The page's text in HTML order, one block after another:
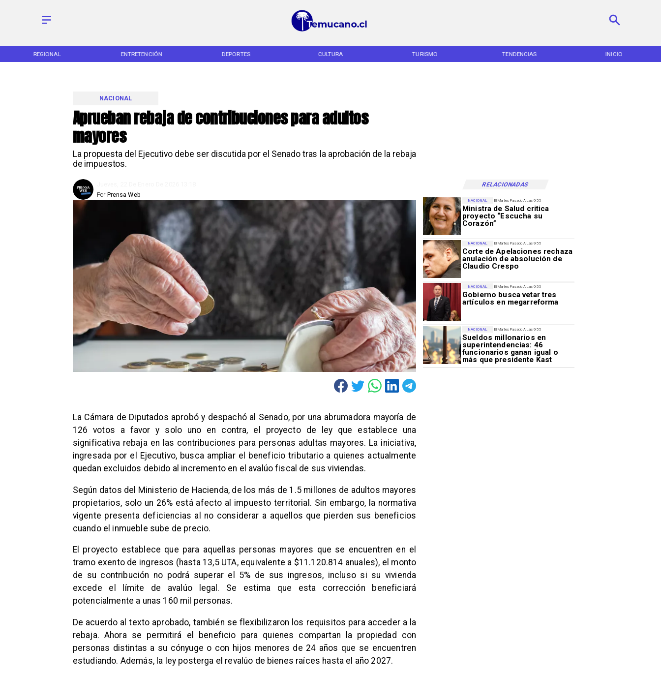
REGIONAL ENTRETENCIÓN DEPORTES CULTURA TURISMO TENDENCIAS INICIO
Aprueban rebaja de contribuciones para adultos
mayores
La propuesta del Ejecutivo debe ser discutida por el Senado tras la aprobación de la rebaja
de impuestos.
NACIONAL
RELACIONADAS
Prensa Web
Por
El Martes Pasado A Las 9:55
Ministra de Salud critica
proyecto “Escucha su
Corazón”
NACIONAL
El Martes Pasado A Las 9:55
Corte de Apelaciones rechaza
anulación de absolución de
Claudio Crespo
NACIONAL
El Martes Pasado A Las 9:55
Gobierno busca vetar tres
artículos en megarreforma
NACIONAL
El Martes Pasado A Las 9:55
Sueldos millonarios en
superintendencias: 46
funcionarios ganan igual o
más que presidente Kast
NACIONAL
La Cámara de Diputados aprobó y despachó al Senado, por una abrumadora mayoría de
126 votos a favor y solo uno en contra, el proyecto de ley que establece una
significativa rebaja en las contribuciones para personas adultas mayores. La iniciativa,
ingresada por el Ejecutivo, busca ampliar el beneficio tributario a quienes actualmente
quedan excluidos debido al incremento en el avalúo fiscal de sus viviendas.
Según datos del Ministerio de Hacienda, de los más de 1.5 millones de adultos mayores
propietarios, solo un 26% está afecto al impuesto territorial. Sin embargo, la normativa
vigente presenta deficiencias al no considerar a aquellos que pierden sus beneficios
cuando el inmueble sube de precio.
El proyecto establece que para aquellas personas mayores que se encuentren en el
tramo exento de ingresos (hasta 13,5 UTA, equivalente a $11.120.814 anuales), el monto
de su contribución no podrá superar el 5% de sus ingresos, incluso si su vivienda
excede el límite de avalúo legal. Se estima que esta corrección beneficiará
potencialmente a unas 160 mil personas.
De acuerdo al texto aprobado, también se flexibilizaron los requisitos para acceder a la
rebaja. Ahora se permitirá el beneficio para quienes compartan la propiedad con
personas distintas a su cónyuge o con hijos menores de 24 años que se encuentren
estudiando. Además, la ley posterga el revalúo de bienes raíces hasta el año 2027.